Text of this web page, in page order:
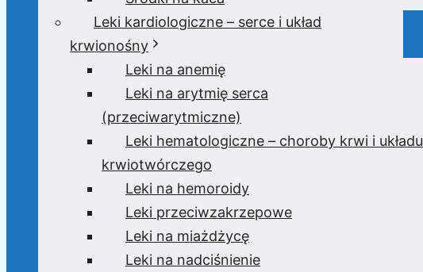
Leki kardiologiczne – serce i układ
krwionośny
Leki na anemię
Leki na arytmię serca
(przeciwarytmiczne)
Leki hematologiczne – choroby krwi i układu
krwiotwórczego
Leki na hemoroidy
Leki przeciwzakrzepowe
Leki na miażdżycę
Leki na nadciśnienie